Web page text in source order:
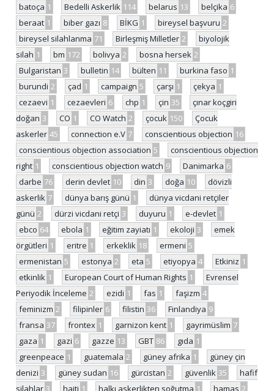
batoça 1 Bedelli Askerlik 114 belarus 13 belçika 6
beraat 1 biber gazı 8 BİKG 1 bireysel başvuru 2
bireysel silahlanma 71 Birleşmiş Milletler 2
biyolojik
silah 1 bm 172 bolivya 2 bosna hersek 2
Bulgaristan 3 bulletin 14 bülten 11 burkina faso 1
burundi 2 çad 1 campaign 5 çarşı 1 çekya 1
cezaevi 1 cezaevleri 6 chp 1 çin 35
çınar koçgiri
doğan 3 CO 1 CO Watch 2 çocuk 150
Çocuk
askerler 45 connection e.V 7 conscientious objection 16
conscientious objection association 5
conscientious objection
right 1 conscientious objection watch 9 Danimarka 6
darbe 76 derin devlet 10 din 3 doğa 10
dövizli
askerlik 7 dünya barış günü 1
dünya vicdani retçiler
günü 2 dürzi vicdani retçi 3 duyuru 1 e-devlet 1
ebco 64 ebola 1 eğitim zayiatı 1 ekoloji 3
emek
örgütleri 1 eritre 1 erkeklik 18 ermeni 5
ermenistan 5 estonya 2 eta 5 etiyopya 4 Etkiniz 1
etkinlik 1 European Court of Human Rights 1
Evrensel
Periyodik İnceleme 2 ezidi 1 fas 1 faşizm 4
feminizm 2 filipinler 6 filistin 36 Finlandiya 9
fransa 37 frontex 1 garnizon kent 1 gayrimüslim 7
gaza 1 gazi 6 gazze 13 GBT 86 gıda 1
greenpeace 1 guatemala 2 güney afrika 1
güney çin
denizi 3 güney sudan 16 gürcistan 2 güvenlik 35
hafif
silahlar 3 haiti 1 halkı askerlikten soğutma 1 hamas 2